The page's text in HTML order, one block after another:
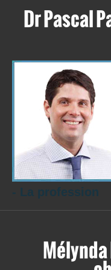
Dr Pascal
- La profession